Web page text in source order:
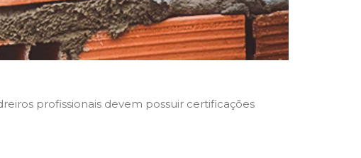
profissionais devem possuir certificações